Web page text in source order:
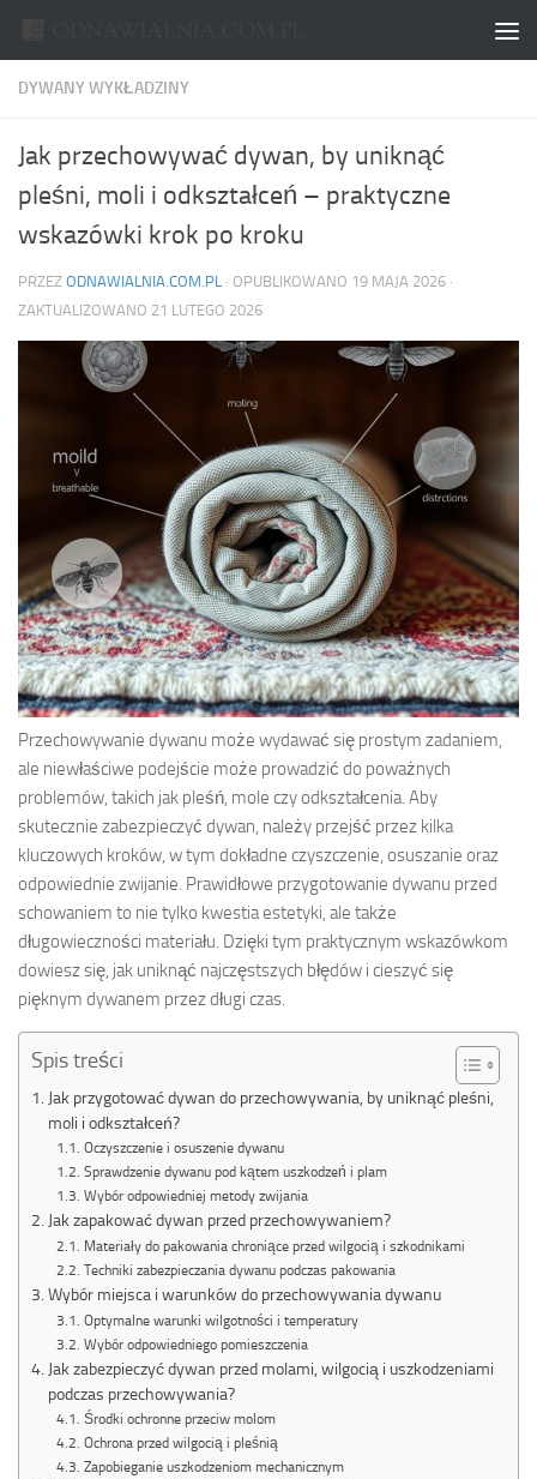
DYWANY WYKŁADZINY
Jak przechowywać dywan, by uniknąć
pleśni, moli i odkształceń – praktyczne
wskazówki krok po kroku
PRZEZ ODNAWIALNIA.COM.PL · OPUBLIKOWANO 19 MAJA 2026 ·
ZAKTUALIZOWANO 21 LUTEGO 2026
Przechowywanie dywanu może wydawać się prostym zadaniem,
ale niewłaściwe podejście może prowadzić do poważnych
problemów, takich jak pleśń, mole czy odkształcenia. Aby
skutecznie zabezpieczyć dywan, należy przejść przez kilka
kluczowych kroków, w tym dokładne czyszczenie, osuszanie oraz
odpowiednie zwijanie. Prawidłowe przygotowanie dywanu przed
schowaniem to nie tylko kwestia estetyki, ale także
długowieczności materiału. Dzięki tym praktycznym wskazówkom
dowiesz się, jak uniknąć najczęstszych błędów i cieszyć się
pięknym dywanem przez długi czas.
Spis treści
Jak przygotować dywan do przechowywania, by uniknąć pleśni,
moli i odkształceń?
Oczyszczenie i osuszenie dywanu
Sprawdzenie dywanu pod kątem uszkodzeń i plam
Wybór odpowiedniej metody zwijania
Jak zapakować dywan przed przechowywaniem?
Materiały do pakowania chroniące przed wilgocią i szkodnikami
Techniki zabezpieczania dywanu podczas pakowania
Wybór miejsca i warunków do przechowywania dywanu
Optymalne warunki wilgotności i temperatury
Wybór odpowiedniego pomieszczenia
Jak zabezpieczyć dywan przed molami, wilgocią i uszkodzeniami
podczas przechowywania?
Środki ochronne przeciw molom
Ochrona przed wilgocią i pleśnią
Zapobieganie uszkodzeniom mechanicznym